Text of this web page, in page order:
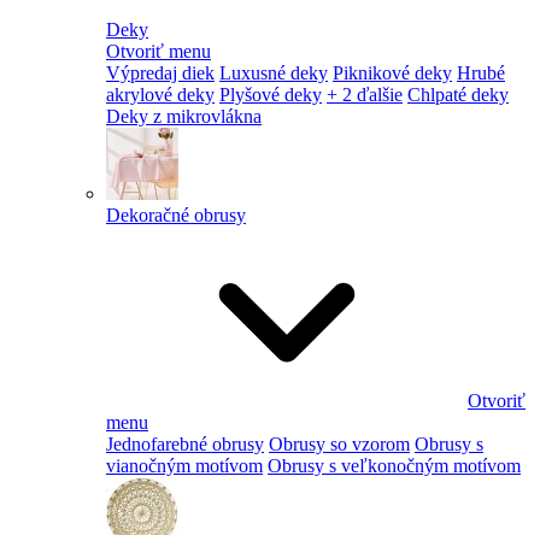
Deky
Otvoriť menu
Výpredaj diek Luxusné deky Piknikové deky Hrubé
akrylové deky Plyšové deky + 2 ďalšie Chlpaté deky
Deky z mikrovlákna
Dekoračné obrusy
Otvoriť
menu
Jednofarebné obrusy Obrusy so vzorom Obrusy s
vianočným motívom Obrusy s veľkonočným motívom